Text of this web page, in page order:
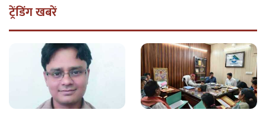
ट्रेंडिंग खबरें